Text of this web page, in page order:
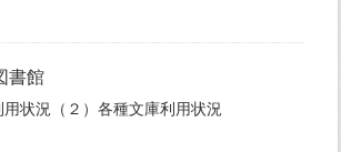
書館
用状況（２）各種文庫利用状況